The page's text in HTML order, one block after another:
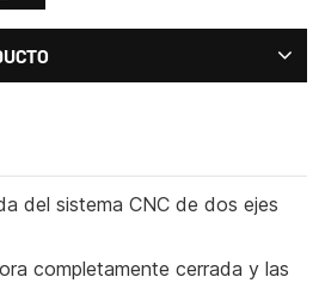
del sistema CNC de dos ejes
completamente cerrada y las